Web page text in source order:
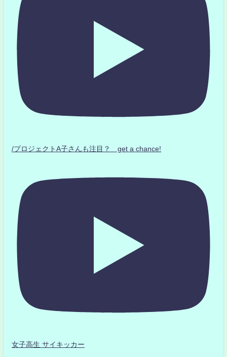
/プロジェクトA子さんも注目？ get a chance!
女子高生 サイキッカー